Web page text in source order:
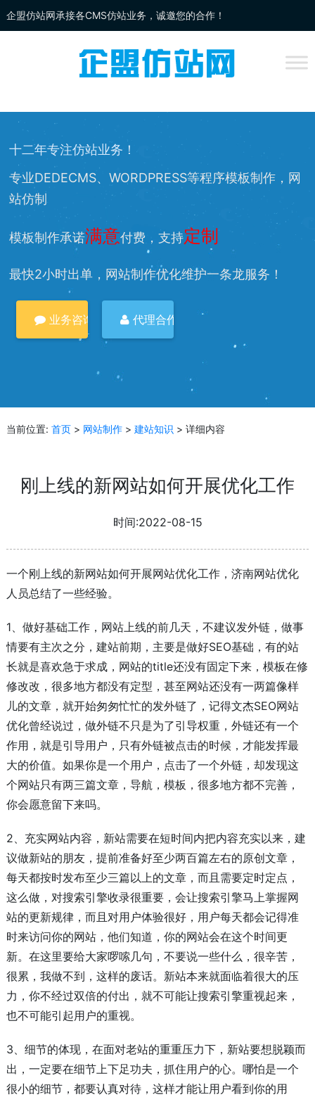
企盟仿站网承接各CMS仿站业务，诚邀您的合作！
DEDECMS仿站 、WORDPRESS仿站
、网站兼容等服务，欢迎您的访问！
十二年专注仿站业务！
专业DEDECMS、WORDPRESS等程序模板制作，网
站仿制
模板制作承诺满意付费，支持定制
最快2小时出单，网站制作优化维护一条龙服务！
业务咨询 代理合作
当前位置: 首页> 网站制作> 建站知识 > 详细内容
刚上线的新网站如何开展优化工作
时间:2022-08-15
一个刚上线的新网站如何开展网站优化工作，济南网站优化
人员总结了一些经验。
1、做好基础工作，网站上线的前几天，不建议发外链，做事
情要有主次之分，建站前期，主要是做好SEO基础，有的站
长就是喜欢急于求成，网站的title还没有固定下来，模板在修
修改改，很多地方都没有定型，甚至网站还没有一两篇像样
儿的文章，就开始匆匆忙忙的发外链了，记得文杰SEO网站
优化曾经说过，做外链不只是为了引导权重，外链还有一个
作用，就是引导用户，只有外链被点击的时候，才能发挥最
大的价值。如果你是一个用户，点击了一个外链，却发现这
个网站只有两三篇文章，导航，模板，很多地方都不完善，
你会愿意留下来吗。
2、充实网站内容，新站需要在短时间内把内容充实以来，建
议做新站的朋友，提前准备好至少两百篇左右的原创文章，
每天都按时发布至少三篇以上的文章，而且需要定时定点，
这么做，对搜索引擎收录很重要，会让搜索引擎马上掌握网
站的更新规律，而且对用户体验很好，用户每天都会记得准
时来访问你的网站，他们知道，你的网站会在这个时间更
新。在这里要给大家啰嗦几句，不要说一些什么，很辛苦，
很累，我做不到，这样的废话。新站本来就面临着很大的压
力，你不经过双倍的付出，就不可能让搜索引擎重视起来，
也不可能引起用户的重视。
3、细节的体现，在面对老站的重重压力下，新站要想脱颖而
出，一定要在细节上下足功夫，抓住用户的心。哪怕是一个
很小的细节，都要认真对待，这样才能让用户看到你的用